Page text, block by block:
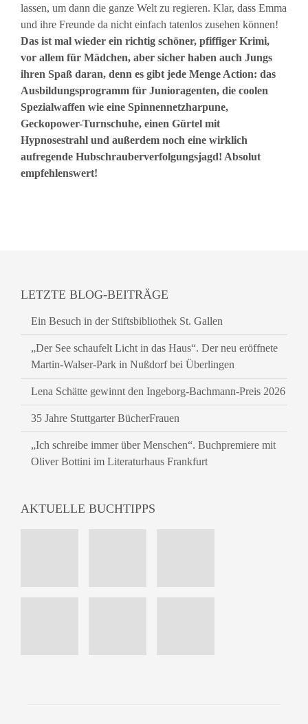
lassen, um dann die ganze Welt zu regieren. Klar, dass Emma
und ihre Freunde da nicht einfach tatenlos zusehen können!
Das ist mal wieder ein richtig schöner, pfiffiger Krimi,
vor allem für Mädchen, aber sicher haben auch Jungs
ihren Spaß daran, denn es gibt jede Menge Action: das
Ausbildungsprogramm für Junioragenten, die coolen
Spezialwaffen wie eine Spinnennetzharpune,
Geckopower-Turnschuhe, einen Gürtel mit
Hypnosestrahl und außerdem noch eine wirklich
aufregende Hubschrauberverfolgungsjagd! Absolut
empfehlenswert!
LETZTE BLOG-BEITRÄGE
Ein Besuch in der Stiftsbibliothek St. Gallen
„Der See schaufelt Licht in das Haus“. Der neu eröffnete
Martin-Walser-Park in Nußdorf bei Überlingen
Lena Schätte gewinnt den Ingeborg-Bachmann-Preis 2026
35 Jahre Stuttgarter BücherFrauen
„Ich schreibe immer über Menschen“. Buchpremiere mit
Oliver Bottini im Literaturhaus Frankfurt
AKTUELLE BUCHTIPPS